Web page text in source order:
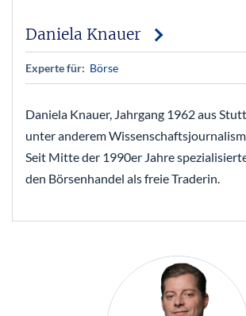
Daniela Knauer
Experte für: Börse
Daniela Knauer, Jahrgang 1962 aus
unter anderem
Seit Mitte der 1990er Jahre
den Börsenhandel als freie Traderin.